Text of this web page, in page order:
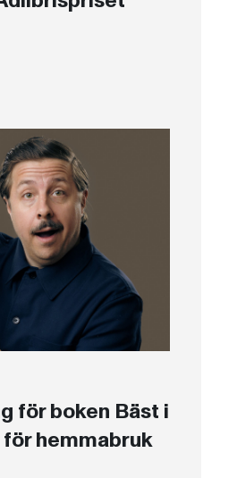
för boken Bäst i
hemmabruk